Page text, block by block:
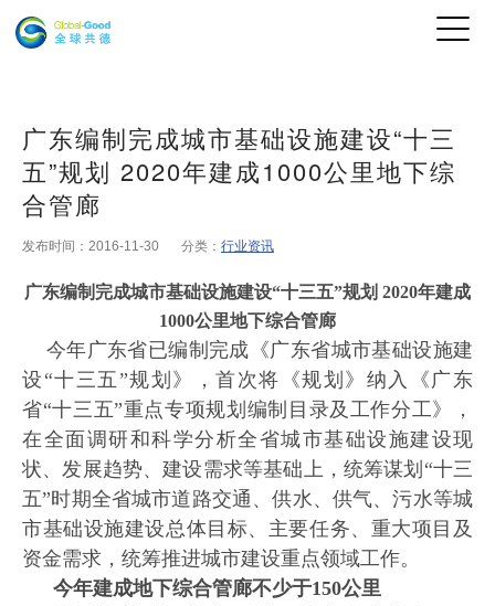
广东编制完成城市基础设施建设“十三
五”规划 2020年建成1000公里地下综
合管廊
发布时间：2016-11-30 分类： 行业资讯
广东编制完成城市基础设施建设“十三五”规划 2020年建成
1000公里地下综合管廊
今年广东省已编制完成《广东省城市基础设施建
设 “十三五”规划》，首次将《规划》纳入《广东
省“十三五”重点专项规划编制目录及工作分工》，
在全面调研和科学分析全省城市基础设施建设现
状、发展趋势、建设需求等基础上，统筹谋划“十三
五”时期全省城市道路交通、供水、供气、污水等城
市基础设施建设总体目标、主要任务、重大项目及
资金需求，统筹推进城市建设重点领域工作。
今年建成地下综合管廊不少于150公里